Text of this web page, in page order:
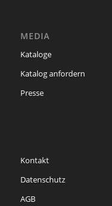
MEDIA
Kataloge
Katalog anfordern
Presse
Kontakt
Datenschutz
AGB